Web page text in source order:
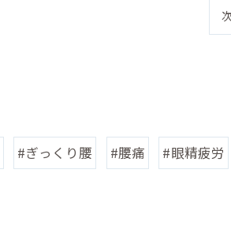
#ぎっくり腰 #腰痛 #眼精疲労